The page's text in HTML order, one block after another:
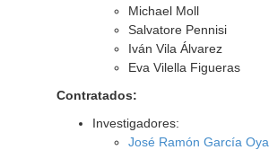
Michael Moll
Salvatore Pennisi
Iván Vila Álvarez
Eva Vilella Figueras
Contratados:
Investigadores:
José Ramón García Oya